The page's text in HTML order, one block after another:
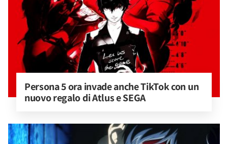
Persona 5 ora invade anche TikTok con un
nuovo regalo di Atlus e SEGA